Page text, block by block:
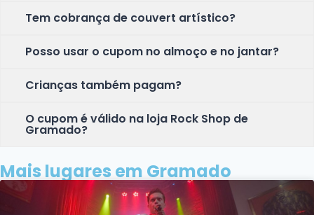
Tem cobrança de couvert artístico?
Posso usar o cupom no almoço e no jantar?
Crianças também pagam?
O cupom é válido na loja Rock Shop de
Gramado?
Mais lugares em Gramado